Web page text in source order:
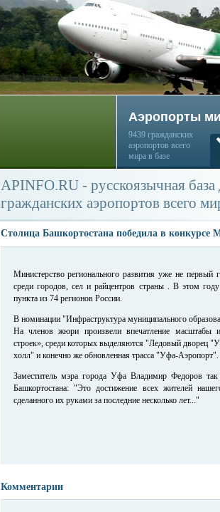
Аэропорты
9439 гражданских
аэропортов всего
мира в базе
APINFO.RU - русскоязычная
гражданских аэропортов всего
Cтолица Башкортостана победила в конкурсе
Министерство регионального развития уже не первый
среди городов, сел и райцентров страны . В этом
пункта из 74 регионов России.
В номинации "Инфраструктура муниципального
На членов жюри произвели впечатление масштабы
строек», среди которых выделяются "Ледовый дворец
холл" и конечно же обновленная трасса "Уфа-Аэропорт".
Заместитель мэра города Уфа Владимир Федоров
Башкортостана: "Это достижение всех жителей
сделанного их руками за последние несколько лет..."
Комментарии